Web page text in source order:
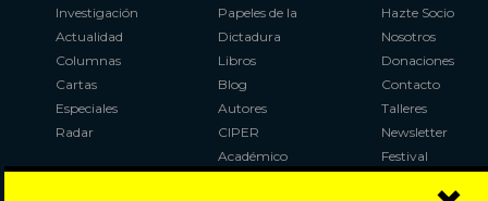
Investigación
Actualidad
Columnas
Cartas
Especiales
Radar
Papeles de la
Dictadura
Libros
Blog
Autores
CIPER
Académico
Hazte Socio
Nosotros
Donaciones
Contacto
Talleres
Newsletter
Festival